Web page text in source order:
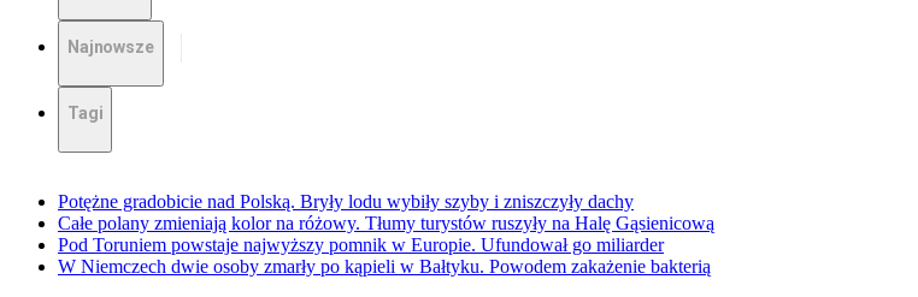
Najnowsze
Tagi
Potężne gradobicie nad Polską. Bryły lodu wybiły szyby i zniszczyły dachy
Całe polany zmieniają kolor na różowy. Tłumy turystów ruszyły na Halę Gąsienicową
Pod Toruniem powstaje najwyższy pomnik w Europie. Ufundował go miliarder
W Niemczech dwie osoby zmarły po kąpieli w Bałtyku. Powodem zakażenie bakterią